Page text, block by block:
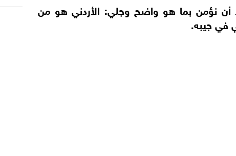
أن نؤمن بما هو واضح وجلي: الأردني هو من
في جيبه.